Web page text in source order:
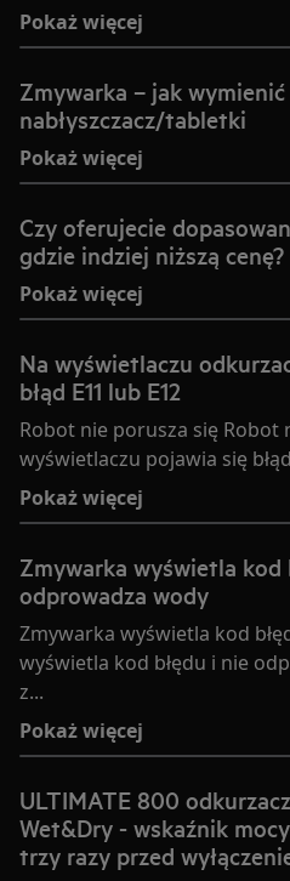
Pokaż więcej
Zmywarka – jak
nabłyszczacz/tabletki
Pokaż więcej
Czy oferujecie
gdzie indziej niższą cenę?
Pokaż więcej
Na wyświetlaczu
błąd E11 lub E12
Robot nie porusza się Robot
wyświetlaczu pojawia się
Pokaż więcej
Zmywarka wyświetla kod
odprowadza wody
Zmywarka wyświetla kod
wyświetla kod błędu i nie
z...
Pokaż więcej
ULTIMATE 800
Wet&Dry - wskaźnik
trzy razy przed